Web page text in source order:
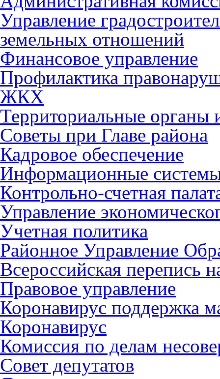
Управление
земельных отношений
Финансовое управление
Профилактика
ЖКХ
Территориальные органы
Советы при Главе района
Кадровое обеспечение
Информационные
Контрольно-счетная
Управление
Учетная политика
Районное Управление
Всероссийская перепись
Правовое управление
Коронавирус поддержка
Коронавирус
Комиссия по делам
Совет депутатов